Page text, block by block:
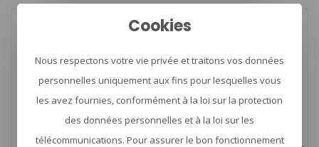
Adventure Menu Package
Fusilli met spinazie en walnoten (VEGAN)
Beef jerky - Boeuf
séché 100% naturel 50g
Penne à la sauce bolognaise et au
parmesan
Flameless-heater ALLinONE (3pcs 30g + 2pcs 60g
Cookies
Nous respectons votre vie privée et traitons vos données
personnelles uniquement aux fins pour lesquelles vous
les avez fournies, conformément à la loi sur la protection
des données personnelles et à la loi sur les
télécommunications. Pour assurer le bon fonctionnement